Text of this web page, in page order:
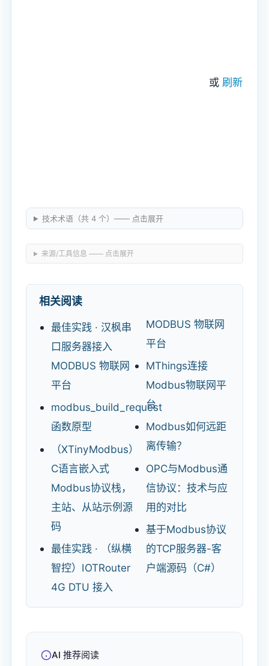
或 刷新
技术术语（共 4 个）—— 点击展开
来源/工具信息 —— 点击展开
相关阅读
最佳实践 · 汉枫串
口服务器接入
MODBUS 物联网
平台
modbus_build_request
函数原型
（XTinyModbus）
C语言嵌入式
Modbus协议栈，
主站、从站示例源
码
最佳实践 · （纵横
智控）IOTRouter
4G DTU 接入
MODBUS 物联网
平台
MThings连接
Modbus物联网平
台
Modbus如何远距
离传输？
OPC与Modbus通
信协议：技术与应
用的对比
基于Modbus协议
的TCP服务器-客
户端源码（C#）
AI 推荐阅读